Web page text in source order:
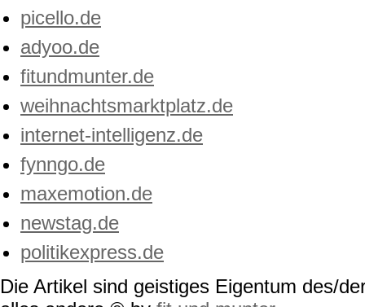
picello.de
adyoo.de
fitundmunter.de
weihnachtsmarktplatz.de
internet-intelligenz.de
fynngo.de
maxemotion.de
newstag.de
politikexpress.de
Die Artikel sind geistiges Eigentum des/